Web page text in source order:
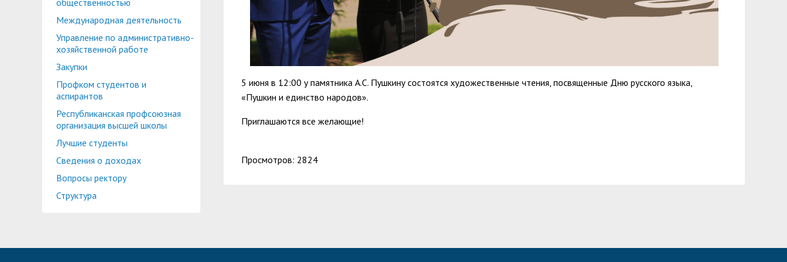
общественностью
Международная деятельность
Управление по административно-
хозяйственной работе
Закупки
Профком студентов и
аспирантов
Республиканская профсоюзная
организация высшей школы
Лучшие студенты
Сведения о доходах
Вопросы ректору
Структура
5 июня в 12:00 у памятника А.С. Пушкину состоятся художественные чтения, посвященные Дню русского языка,
«Пушкин и единство народов».
Приглашаются все желающие!
Просмотров: 2824